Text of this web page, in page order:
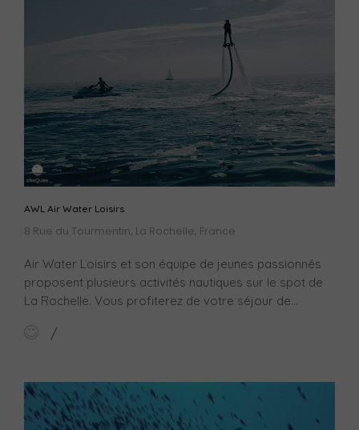
AWL Air Water Loisirs
8 Rue du Tourmentin, La Rochelle, France
Air Water Loisirs et son équipe de jeunes passionnés
proposent plusieurs activités nautiques sur le spot de
La Rochelle. Vous profiterez de votre séjour de...